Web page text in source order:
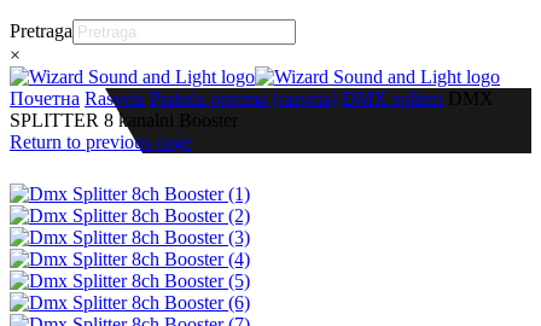
Pretraga
×
Почетна Rasveta Prateća oprema (rasveta) DMX spliteri DMX
SPLITTER 8 kanalni Booster
Return to previous page